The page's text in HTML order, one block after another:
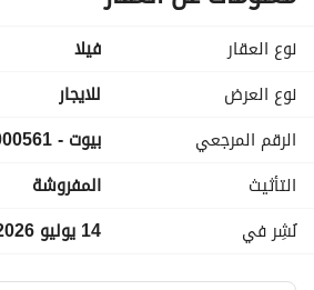
نوع العقار
فیلا
نوع العرض
للايجار
الرقم المرجعي
بيوت - 5000561-maZIqR
التأثيث
المفروشة
نُشِر في
14 يوليو 2026